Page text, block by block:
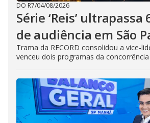
DO R7/04/08/2026
Série ‘Reis’
de audiência em São
Trama da RECORD consolidou a vice-
venceu dois programas da concorrência